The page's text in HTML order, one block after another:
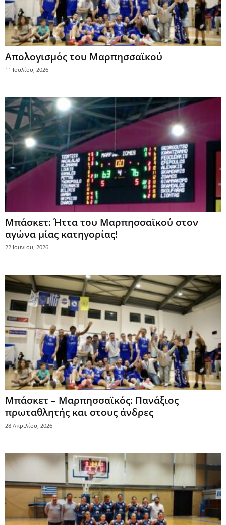
Απολογισμός του Μαρπησσαϊκού
11 Ιουλίου, 2026
Μπάσκετ: Ήττα του Μαρπησσαϊκού στον
αγώνα μίας κατηγορίας!
22 Ιουνίου, 2026
Μπάσκετ – Μαρπησσαϊκός: Πανάξιος
πρωταθλητής και στους άνδρες
28 Απριλίου, 2026